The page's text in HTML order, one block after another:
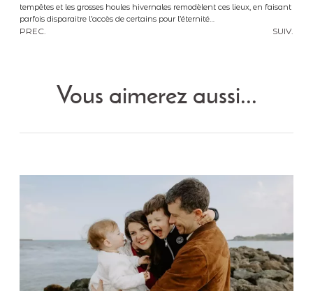
tempêtes et les grosses houles hivernales remodèlent ces lieux, en faisant
parfois disparaitre l’accès de certains pour l’éternité…
PREC. SUIV.
Vous aimerez aussi...